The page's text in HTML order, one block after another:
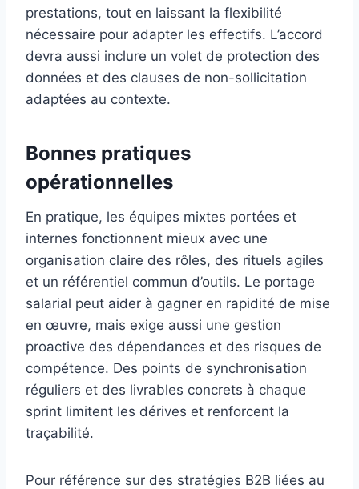
prestations, tout en laissant la flexibilité
nécessaire pour adapter les effectifs. L’accord
devra aussi inclure un volet de protection des
données et des clauses de non-sollicitation
adaptées au contexte.
Bonnes pratiques
opérationnelles
En pratique, les équipes mixtes portées et
internes fonctionnent mieux avec une
organisation claire des rôles, des rituels agiles
et un référentiel commun d’outils. Le portage
salarial peut aider à gagner en rapidité de mise
en œuvre, mais exige aussi une gestion
proactive des dépendances et des risques de
compétence. Des points de synchronisation
réguliers et des livrables concrets à chaque
sprint limitent les dérives et renforcent la
traçabilité.
Pour référence sur des stratégies B2B liées au